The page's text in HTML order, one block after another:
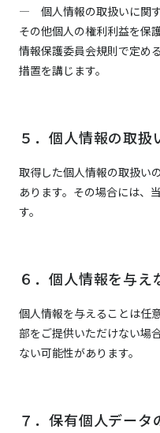
― 個人情報の取扱いに関す
その他個人の権利利益を保
情報保護委員会規則で定め
措置を講じます。
５．個人情報の取扱
取得した個人情報の取扱い
あります。その場合には、
す。
６．個人情報を与
個人情報を与えることは任
部をご提供いただけない場
ない可能性があります。
７．保有個人デー